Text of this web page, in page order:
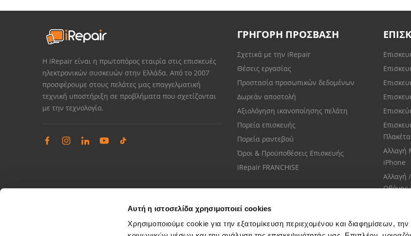
Αυτή η ιστοσελίδα χρησιμοποιεί cookies
Χρησιμοποιούμε cookie για την εξατομίκευση περιεχομένου και διαφημίσεων,
Η iRepair είναι η πρωτοπόρος εταιρία στις επισκευές
ηλεκτρονικών συσκευών στην Ελλάδα. Από το 2007
προσφέρουμε στους πελάτες μας επαγγελματική
τεχνική υποστήριξη σε προβλήματα που σχετίζονται
με την τεχνολογία.
ΓΡΗΓΟΡΗ ΠΡΟΣΒΑΣΗ
Σχετικά με την iRepair
Θέσεις εργασίας
Προστασία προσωπικών δεδομένων
Δωρεάν αποστολή
Αξιολόγηση ικανοποίησης πελάτη
Πορεία επισκευής
Πορεία ραντεβού
Όροι & Προϋποθέσεις Επισκευής
iRepair FRANCHISE
Αλλαγή
iPhone
Αλλαγή
Οθόνης